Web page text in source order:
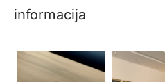
informacija